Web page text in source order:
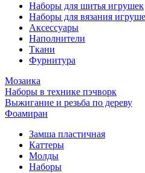
Наборы для шитья игрушек
Наборы для вязания
Аксессуары
Наполнители
Ткани
Фурнитура
Мозаика
Наборы в технике пэчворк
Выжигание и резьба по дереву
Фоамиран
Замша пластичная
Каттеры
Молды
Наборы